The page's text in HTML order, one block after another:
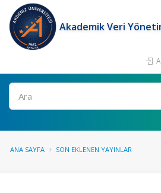
Akademik Veri
Ara
ANA SAYFA SON EKLENEN YAYINLAR